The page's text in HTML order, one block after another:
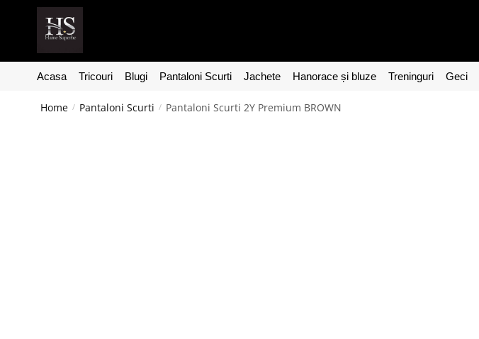
Acasa Tricouri Blugi Pantaloni Scurti Jachete Hanorace și bluze Treninguri Geci
Home / Pantaloni Scurti / Pantaloni Scurti 2Y Premium BROWN